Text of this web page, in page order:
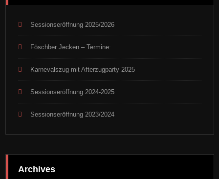
Sessionseröffnung 2025/2026
Föschber Jecken – Termine:
Karnevalszug mit Afterzugparty 2025
Sessionseröffnung 2024-2025
Sessionseröffnung 2023/2024
Archives